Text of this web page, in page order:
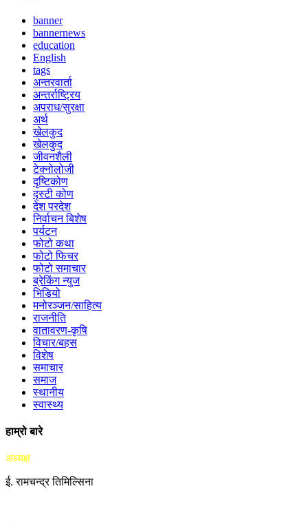
banner
bannernews
education
English
tags
अन्तरवार्ता
अन्तर्राष्ट्रिय
अपराध/सुरक्षा
अर्थ
खेलकुद
खेलकुद
जीवनशैली
टेक्नोलोजी
दृष्टिकोण
दृस्टी कोण
देश परदेश
निर्वाचन बिशेष
पर्यटन
फोटो कथा
फोटो फिचर
फोटो समाचार
ब्रेकिंग न्युज
भिडियो
मनोरञ्जन/साहित्य
राजनीति
वातावरण-कृषि
विचार/बहस
विशेष
समाचार
समाज
स्थानीय
स्वास्थ्य
हाम्रो बारे
अध्यक्ष
ई. रामचन्द्र तिमिल्सिना